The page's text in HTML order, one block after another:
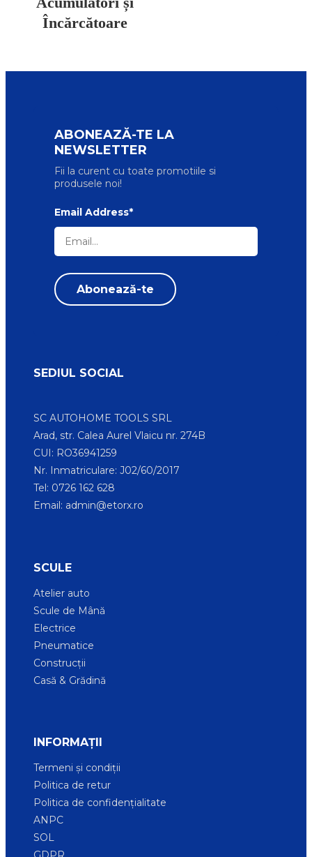
Încărcătoare
ABONEAZĂ-TE LA
NEWSLETTER
Fii la curent cu toate promotiile si
produsele noi!
Email Address*
SEDIUL SOCIAL
SC AUTOHOME TOOLS SRL
Arad, str. Calea Aurel Vlaicu nr. 274B
CUI: RO36941259
Nr. Inmatriculare: J02/60/2017
Tel: 0726 162 628
Email: admin@etorx.ro
SCULE
Atelier auto
Scule de Mână
Electrice
Pneumatice
Construcții
Casă & Grădină
INFORMAȚII
Termeni și condiții
Politica de retur
Politica de confidențialitate
ANPC
SOL